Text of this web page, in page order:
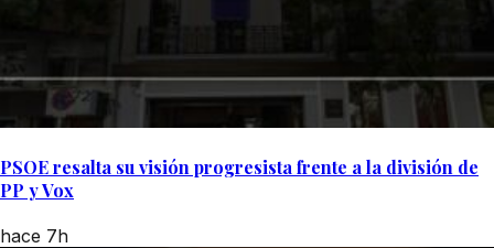
PSOE resalta su visión progresista frente a la división de
PP y Vox
hace 7h